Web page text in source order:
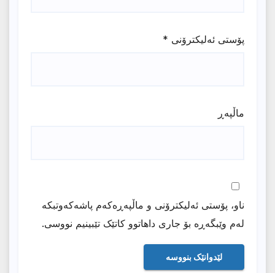
پۆستی ئەلیکترۆنی *
ماڵپه‌ڕ
ناو، پۆستی ئەلیکترۆنی و ماڵپەڕەکەم پاشەکەوتبکە
لەم وێبگەڕە بۆ جاری داهاتوو کاتێک تێبینیم نووسی.